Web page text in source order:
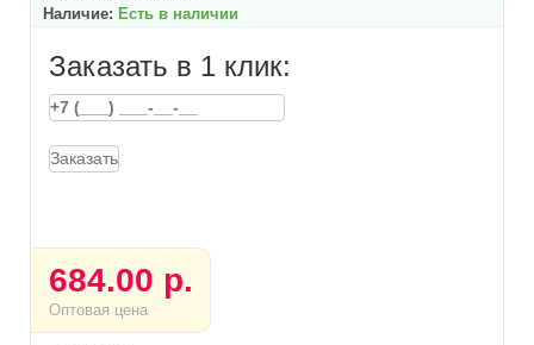
Наличие: Есть в наличии
Заказать в 1 клик:
Заказать
684.00 р.
Оптовая цена